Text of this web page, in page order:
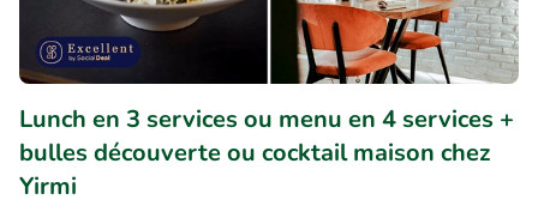
Lunch en 3 services ou menu en 4 services +
bulles découverte ou cocktail maison chez
Yirmi